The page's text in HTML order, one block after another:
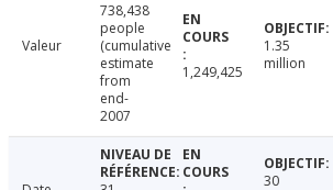
Valeur
738,438
people
(cumulative
estimate
from
end-
2007
1,249,425
1.35
million
30